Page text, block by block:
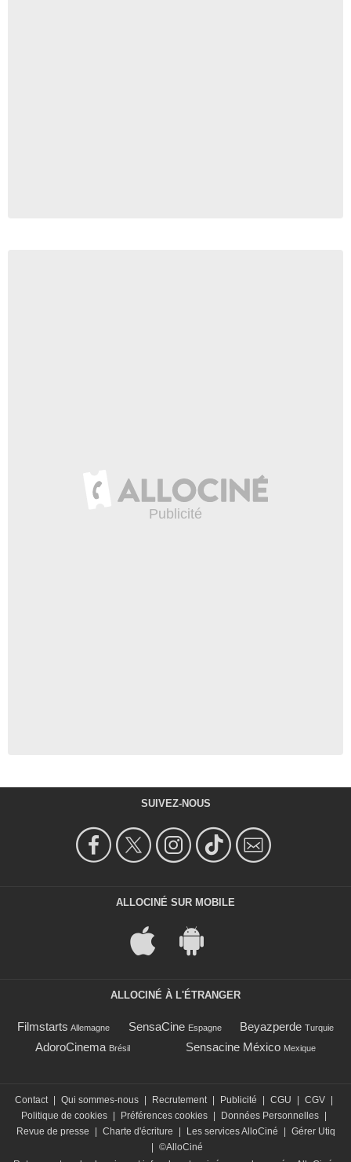
SUIVEZ-NOUS
ALLOCINÉ SUR MOBILE
ALLOCINÉ À L'ÉTRANGER
Filmstarts Allemagne SensaCine Espagne Beyazperde Turquie
AdoroCinema Brésil Sensacine México Mexique
Contact | Qui sommes-nous | Recrutement | Publicité | CGU | CGV |
Politique de cookies | Préférences cookies | Données Personnelles |
Revue de presse
| Charte d'écriture | Les services AlloCiné | Gérer Utiq
| ©AlloCiné